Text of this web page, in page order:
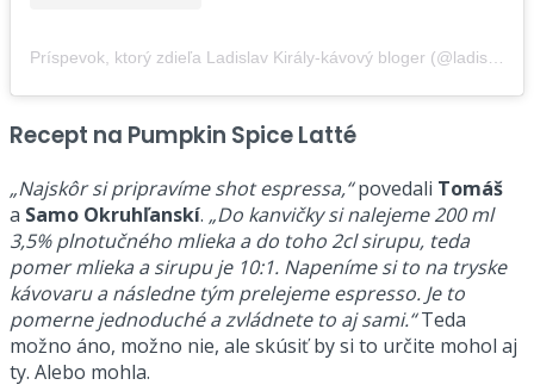
Príspevok, ktorý zdieľa Ladislav Király-kávový bloger (@ladislavkiraly)
Recept na Pumpkin Spice Latté
„Najskôr si pripravíme shot espressa,“povedali Tomáš
a Samo Okruhľanskí. „Do kanvičky si nalejeme 200 ml
3,5% plnotučného mlieka a do toho 2cl sirupu, teda
pomer mlieka a sirupu je 10:1. Napeníme si to na tryske
kávovaru a následne tým prelejeme espresso. Je to
pomerne jednoduché a zvládnete to aj sami.“Teda
možno áno, možno nie, ale skúsiť by si to určite mohol aj
ty. Alebo mohla.